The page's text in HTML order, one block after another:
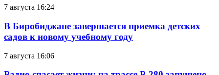
7 августа 16:24
В Биробиджане завершается приемка детских
садов к новому учебному году
7 августа 16:06